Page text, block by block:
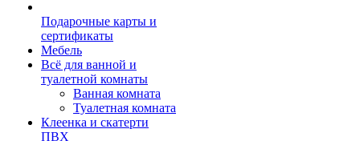
Подарочные карты и
сертификаты
Мебель
Всё для ванной и
туалетной комнаты
Ванная комната
Туалетная комната
Клеенка и скатерти
ПВХ